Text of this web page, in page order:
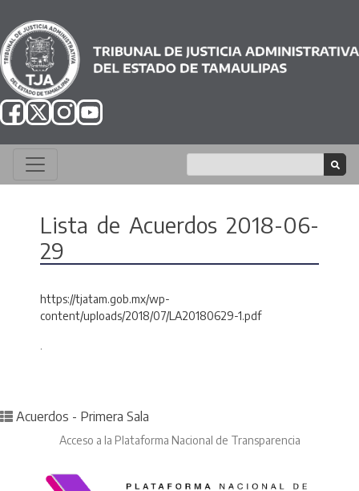
Lista de Acuerdos 2018-06-
29
https://tjatam.gob.mx/wp-
content/uploads/2018/07/LA20180629-1.pdf
.
Posted in
Acuerdos - Primera Sala
Acceso a la Plataforma Nacional de Transparencia